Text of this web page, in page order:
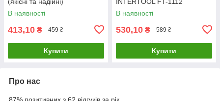
В наявності
413,10 ₴ 459 ₴
Купити
В наявності
530,10 ₴ 589 ₴
Купити
Про нас